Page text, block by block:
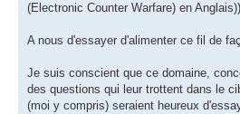
(Electronic Counter Warfare) en
A nous d'essayer d'alimenter ce fil de
Je suis conscient que ce domaine,
des questions qui leur trottent dans le
(moi y compris) seraient heureux